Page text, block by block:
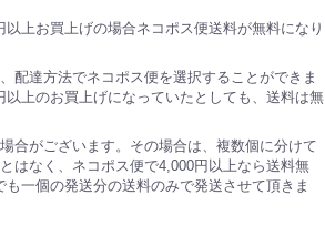
上お買上げの場合ネコポス便送料が無料になり
配達方法でネコポス便を選択することができま
上のお買上げになっていたとしても、送料は無
合がございます。その場合は、複数個に分けて
はなく、ネコポス便で4,000円以上なら送料無
一個の発送分の送料のみで発送させて頂きま